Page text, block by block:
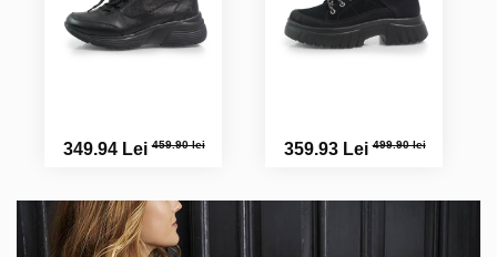
349.94 Lei459.90 lei 359.93 Lei499.90 lei